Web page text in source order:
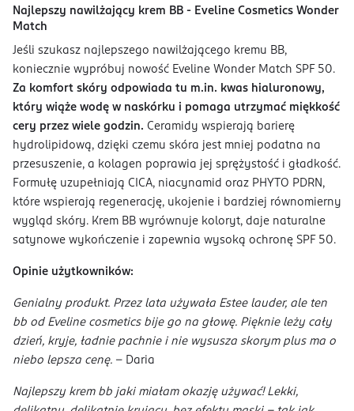
Najlepszy nawilżający krem BB - Eveline Cosmetics Wonder
Match
Jeśli szukasz najlepszego nawilżającego kremu BB,
koniecznie wypróbuj nowość Eveline Wonder Match SPF 50.
Za komfort skóry odpowiada tu m.in. kwas hialuronowy,
który wiąże wodę w naskórku i pomaga utrzymać miękkość
cery przez wiele godzin. Ceramidy wspierają barierę
hydrolipidową, dzięki czemu skóra jest mniej podatna na
przesuszenie, a kolagen poprawia jej sprężystość i gładkość.
Formułę uzupełniają CICA, niacynamid oraz PHYTO PDRN,
które wspierają regenerację, ukojenie i bardziej równomierny
wygląd skóry. Krem BB wyrównuje koloryt, daje naturalne
satynowe wykończenie i zapewnia wysoką ochronę SPF 50.
Opinie użytkowników:
Genialny produkt. Przez lata używała Estee lauder, ale ten
bb od Eveline cosmetics bije go na głowę. Pięknie leży cały
dzień, kryje, ładnie pachnie i nie wysusza skorym plus ma o
niebo lepsza cenę. - Daria
Najlepszy krem bb jaki miałam okazję używać! Lekki,